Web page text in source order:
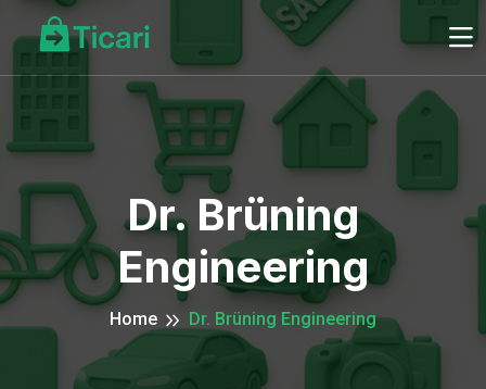
Dr. Brüning
Engineering
Home Dr. Brüning Engineering